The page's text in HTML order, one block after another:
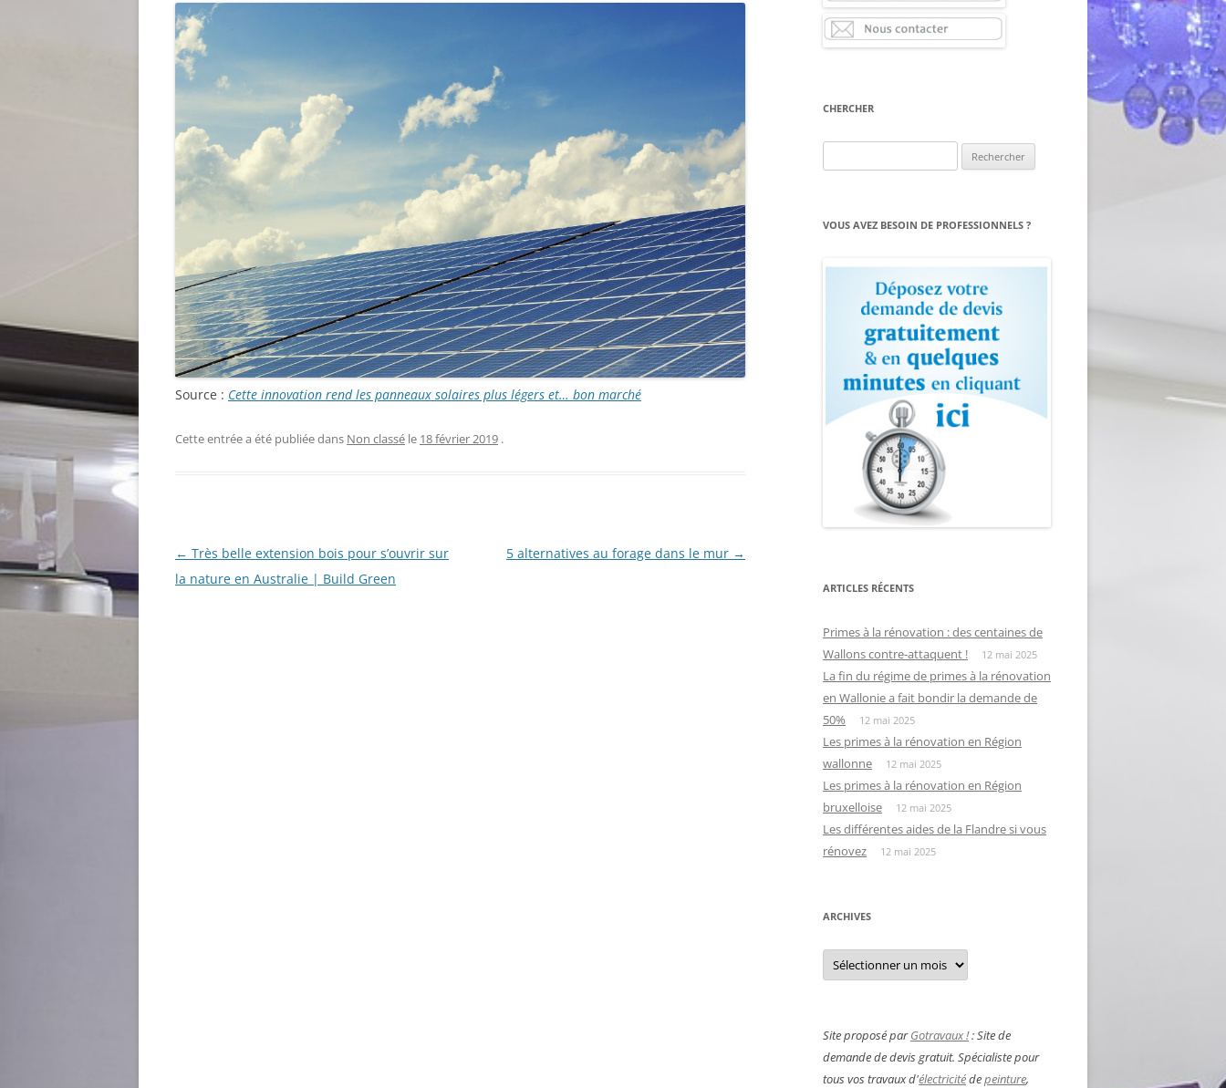
Source : Cette innovation rend les panneaux solaires plus légers et… bon marché
Cette entrée a été publiée dans Non classé le 18 février 2019 .
Navigation
des
← Très belle extension bois pour s’ouvrir sur
la nature en Australie | Build Green
5 alternatives au forage dans le mur →
CHERCHER
VOUS AVEZ BESOIN DE PROFESSIONNELS ?
ARTICLES RÉCENTS
Primes à la rénovation : des centaines de
Wallons contre-attaquent !
12 mai 2025
La fin du régime de primes à la rénovation
en Wallonie a fait bondir la demande de
50%
12 mai 2025
Les primes à la rénovation en Région
wallonne
12 mai 2025
Les primes à la rénovation en Région
bruxelloise
12 mai 2025
Les différentes aides de la Flandre si vous
rénovez
12 mai 2025
ARCHIVES
Archives
Site proposé parGotravaux !: Site de
demande de devis gratuit. Spécialiste pour
tous vos travaux d'électricitédepeinture,